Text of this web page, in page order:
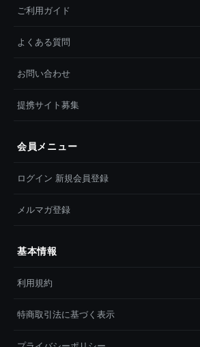
ご利用ガイド
よくある質問
お問い合わせ
提携サイト募集
会員メニュー
ログイン 新規会員登録
メルマガ登録
基本情報
利用規約
特商取引法に基づく表示